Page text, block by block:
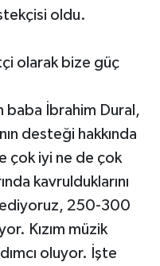
oldu.
olarak bize güç
baba İbrahim Dural,
desteği hakkında
çok iyi ne de çok
kavrulduklarını
250-300
Kızım müzik
oluyor. İşte